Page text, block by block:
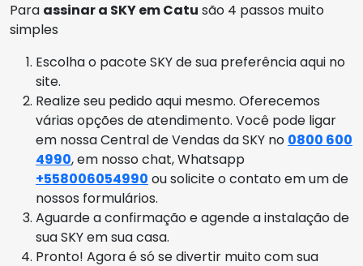
Para assinar a SKY em Catu são 4 passos muito
simples
Escolha o pacote SKY de sua preferência aqui no
site.
Realize seu pedido aqui mesmo. Oferecemos
várias opções de atendimento. Você pode ligar
em nossa Central de Vendas da SKY no 0800 600
4990, em nosso chat, Whatsapp
+558006054990 ou solicite o contato em um de
nossos formulários.
Aguarde a confirmação e agende a instalação de
sua SKY em sua casa.
Pronto! Agora é só se divertir muito com sua